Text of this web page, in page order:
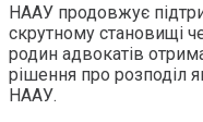
НААУ продовжує
скрутному становищі
родин адвокатів
рішення про розподіл
НААУ.